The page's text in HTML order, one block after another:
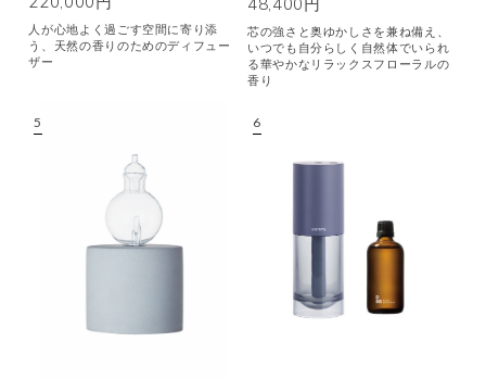
人が心地よく過ごす空間に寄り添
う、天然の香りのためのディフュー
ザー
芯の強さと奥ゆかしさを兼ね備え、
いつでも自分らしく自然体でいられ
る華やかなリラックスフローラルの
香り